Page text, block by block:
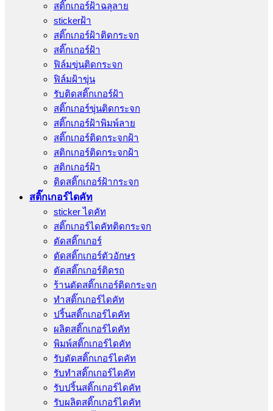
สติ๊กเกอร์ฝ้าฉลุลาย
stickerฝ้า
สติ๊กเกอร์ฝ้าติดกระจก
สติ๊กเกอร์ฝ้า
ฟิล์มขุ่นติดกระจก
ฟิล์มฝ้าขุ่น
รับติดสติ๊กเกอร์ฝ้า
สติ๊กเกอร์ขุ่นติดกระจก
สติ๊กเกอร์ฝ้าพิมพ์ลาย
สติ๊กเกอร์ติดกระจกฝ้า
สติกเกอร์ติดกระจกฝ้า
สติกเกอร์ฝ้า
ติดสติ๊กเกอร์ฝ้ากระจก
สติ๊กเกอร์ไดคัท
sticker ไดคัท
สติ๊กเกอร์ไดคัทติดกระจก
ตัดสติ๊กเกอร์
ตัดสติ๊กเกอร์ตัวอักษร
ตัดสติ๊กเกอร์ติดรถ
ร้านตัดสติ๊กเกอร์ติดกระจก
ทำสติ๊กเกอร์ไดคัท
ปริ้นสติ๊กเกอร์ไดคัท
ผลิตสติ๊กเกอร์ไดคัท
พิมพ์สติ๊กเกอร์ไดคัท
รับตัดสติ๊กเกอร์ไดคัท
รับทําสติ๊กเกอร์ไดคัท
รับปริ้นสติ๊กเกอร์ไดคัท
รับผลิตสติ๊กเกอร์ไดคัท